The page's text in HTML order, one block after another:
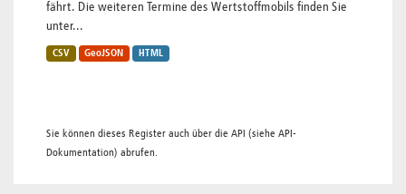
fährt. Die weiteren Termine des Wertstoffmobils finden Sie
unter...
CSV GeoJSON HTML
Sie können dieses Register auch über die API (siehe API-
Dokumentation) abrufen.